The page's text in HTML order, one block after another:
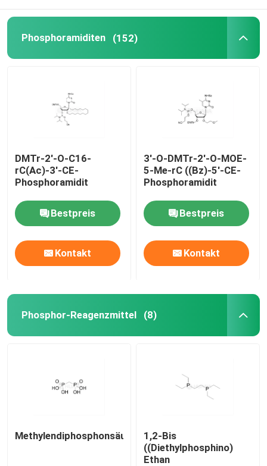
Phosphoramiditen (152)
DMTr-2'-O-C16-
rC(Ac)-3'-CE-
Phosphoramidit
Bestpreis
Kontakt
3'-O-DMTr-2'-O-MOE-
5-Me-rC ((Bz)-5'-CE-
Phosphoramidit
Bestpreis
Kontakt
Phosphor-Reagenzmittel (8)
Methylendiphosphonsäure
1,2-Bis
((Diethylphosphino)
Ethan